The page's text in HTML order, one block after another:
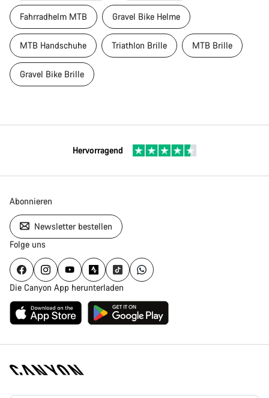
Fahrradhelm MTB Gravel Bike Helme
MTB Handschuhe Triathlon Brille MTB Brille
Gravel Bike Brille
Hervorragend
Abonnieren
Newsletter bestellen
Folge uns
Die Canyon App herunterladen